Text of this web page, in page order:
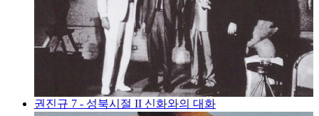
권진규 7 - 성북시절 II 신화와의 대화